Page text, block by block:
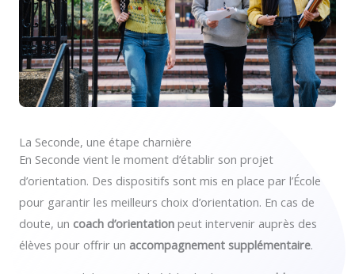
La Seconde, une étape charnière
En Seconde vient le moment d’établir son projet
d’orientation. Des dispositifs sont mis en place par l’École
pour garantir les meilleurs choix d’orientation. En cas de
doute, un coach d’orientation peut intervenir auprès des
élèves pour offrir un accompagnement supplémentaire.